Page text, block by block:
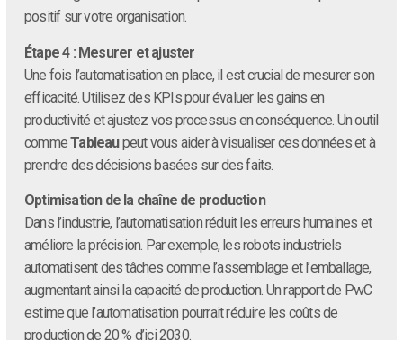
positif sur votre organisation.
Étape 4 : Mesurer et ajuster
Une fois l’automatisation en place, il est crucial de mesurer son
efficacité. Utilisez des KPIs pour évaluer les gains en
productivité et ajustez vos processus en conséquence. Un outil
commeTableaupeut vous aider à visualiser ces données et à
prendre des décisions basées sur des faits.
Optimisation de la chaîne de production
Dans l’industrie, l’automatisation réduit les erreurs humaines et
améliore la précision. Par exemple, les robots industriels
automatisent des tâches comme l’assemblage et l’emballage,
augmentant ainsi la capacité de production. Un rapport de PwC
estime que l’automatisation pourrait réduire les coûts de
production de 20 % d’ici 2030.